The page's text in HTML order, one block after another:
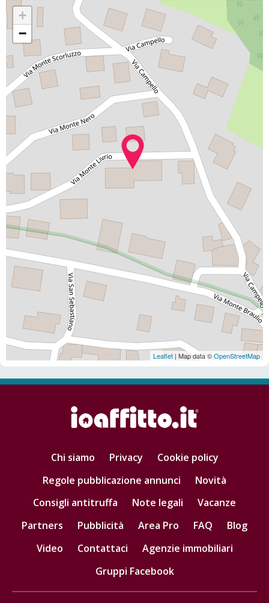
+
−
Leaflet | Map data ©OpenStreetMap
Chi siamo Privacy
Cookie policy
Regole pubblicazione annunci
Novità
Consigli antitruffa
Note legali
Vacanze
Partners
Pubblicità Area Pro FAQ
Blog
Video
Contattaci
Agenzie immobiliari
Gruppi Facebook